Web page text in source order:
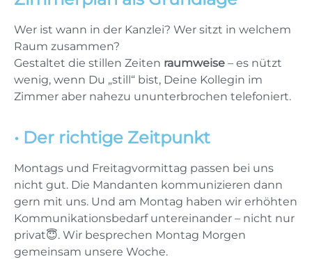
Wer ist wann in der Kanzlei? Wer sitzt in welchem
Raum zusammen?
Gestaltet die stillen Zeiten raumweise – es nützt
wenig, wenn Du „still“ bist, Deine Kollegin im
Zimmer aber nahezu ununterbrochen telefoniert.
• Der richtige Zeitpunkt
Montags und Freitagvormittag passen bei uns
nicht gut. Die Mandanten kommunizieren dann
gern mit uns. Und am Montag haben wir erhöhten
Kommunikationsbedarf untereinander – nicht nur
privat😇. Wir besprechen Montag Morgen
gemeinsam unsere Woche.